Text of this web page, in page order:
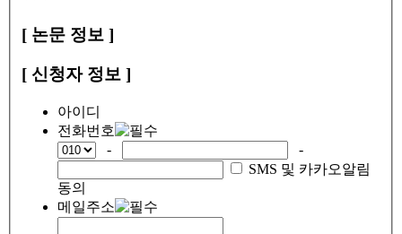
[ 논문 정보 ]
[ 신청자 정보 ]
아이디
전화번호
-
-
SMS 및 카카오알림
동의
메일주소